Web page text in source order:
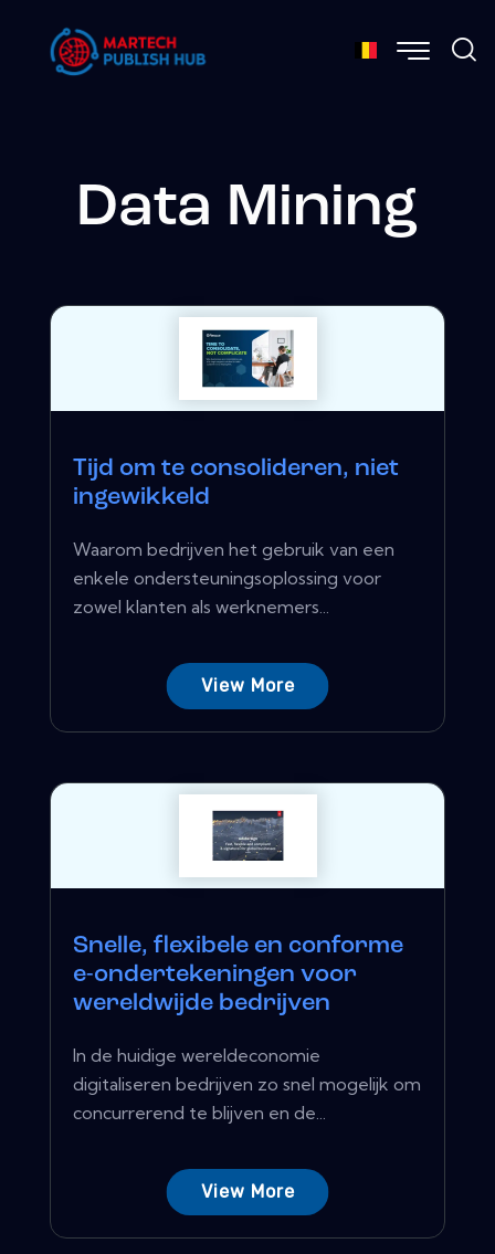
Data Mining
Tijd om te consolideren, niet
ingewikkeld
Waarom bedrijven het gebruik van een
enkele ondersteuningsoplossing voor
zowel klanten als werknemers...
View More
Snelle, flexibele en conforme
e-ondertekeningen voor
wereldwijde bedrijven
In de huidige wereldeconomie
digitaliseren bedrijven zo snel mogelijk om
concurrerend te blijven en de...
View More